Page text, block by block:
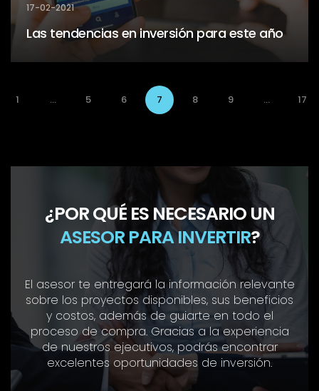
17-02-2021
Las tendencias en inversión para este año
1 ... 5 6 7 8 9 ... 17
¿POR QUÉ ES NECESARIO UN
ASESOR PARA INVERTIR?
El asesor te entregará la información relevante
sobre los proyectos disponibles, sus beneficios
y costos, además de guiarte en todo el
proceso de compra. Gracias a la experiencia
de nuestros ejecutivos, podrás encontrar
excelentes oportunidades de inversión.